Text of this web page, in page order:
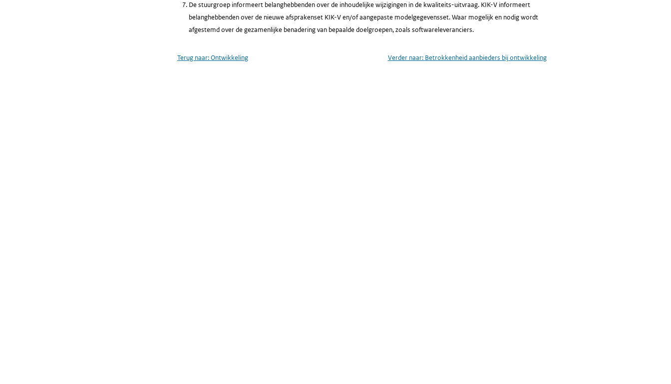
De stuurgroep informeert belanghebbenden over de inhoudelijke wijzigingen in de kwaliteits-uitvraag. KIK-V informeert
belanghebbenden over de nieuwe afsprakenset KIK-V en/of aangepaste modelgegevensset. Waar mogelijk en nodig wordt
afgestemd over de gezamenlijke benadering van bepaalde doelgroepen, zoals softwareleveranciers.
Terug naar:Ontwikkeling Verder naar: Betrokkenheid aanbieders bij ontwikkeling